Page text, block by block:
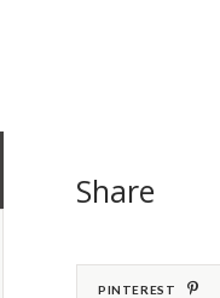
Share
PINTEREST